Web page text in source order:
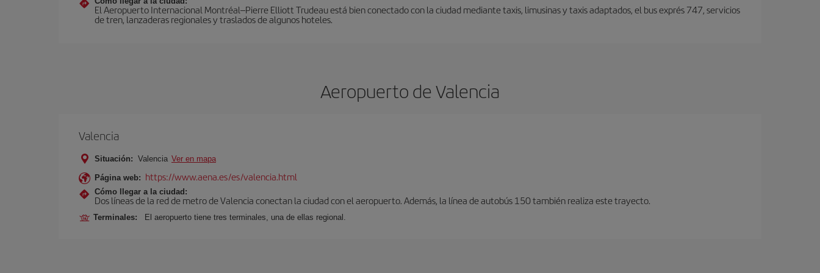
El Aeropuerto Internacional Montréal–Pierre Elliott Trudeau está bien conectado con la ciudad mediante taxis, limusinas y taxis adaptados, el bus exprés 747, servicios
de tren, lanzaderas regionales y traslados de algunos hoteles.
Aeropuerto de Valencia
Valencia
Situación: Valencia Ver en mapa
Página web: https://www.aena.es/es/valencia.html
Cómo llegar a la ciudad:
Dos líneas de la red de metro de Valencia conectan la ciudad con el aeropuerto. Además, la línea de autobús 150 también realiza este trayecto.
Terminales: El aeropuerto tiene tres terminales, una de ellas regional.